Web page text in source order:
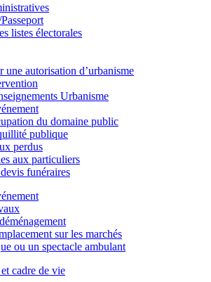
listes électorales
une autorisation d’urbanisme
Urbanisme
du domaine public
publique
perdus
aux particuliers
funéraires
sur les marchés
ou un spectacle ambulant
cadre de vie